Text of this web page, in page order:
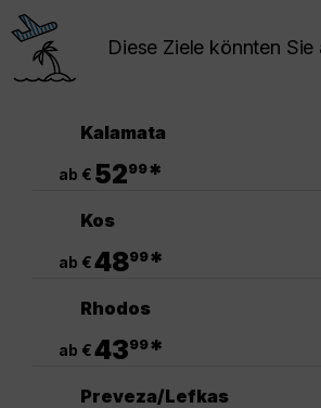
Diese Ziele könnten Sie
Kalamata
ab € 5299*
Kos
ab €4899*
Rhodos
ab €4399*
Preveza/Lefkas